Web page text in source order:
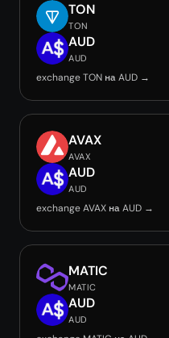
TON
TON
AUD
AUD
exchange TON на AUD →
AVAX
AVAX
AUD
AUD
exchange AVAX на AUD →
MATIC
MATIC
AUD
AUD